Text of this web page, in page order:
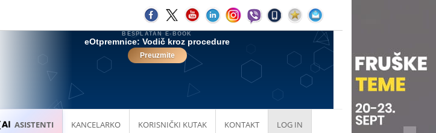
ASISTENTI KANCELARKO KORISNIČKI KUTAK KONTAKT LOG IN